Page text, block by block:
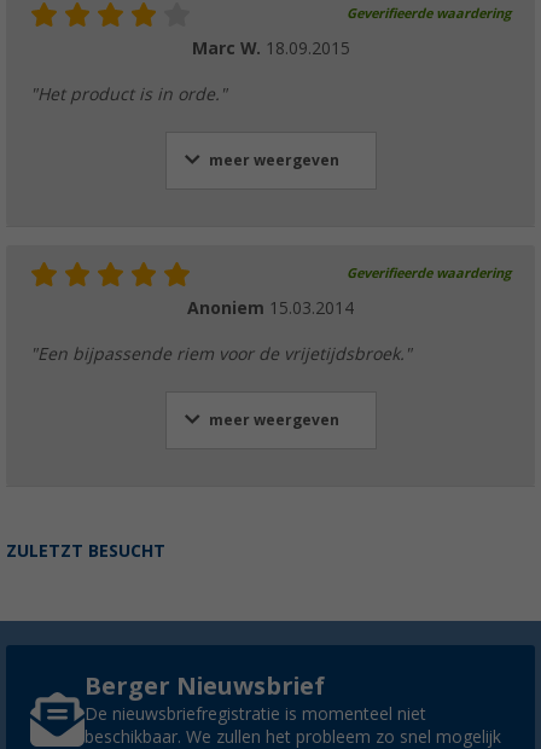
Geverifieerde waardering
Marc W. 18.09.2015
"Het product is in orde."
meer weergeven
Geverifieerde waardering
Anoniem 15.03.2014
"Een bijpassende riem voor de vrijetijdsbroek."
meer weergeven
ZULETZT BESUCHT
Berger Nieuwsbrief
De nieuwsbriefregistratie is momenteel niet
beschikbaar. We zullen het probleem zo snel mogelijk